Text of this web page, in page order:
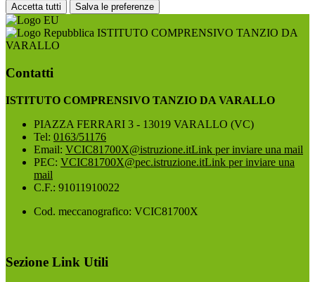
Accetta tutti Salva le preferenze
ISTITUTO COMPRENSIVO TANZIO DA
VARALLO
Contatti
ISTITUTO COMPRENSIVO TANZIO DA VARALLO
PIAZZA FERRARI 3 - 13019 VARALLO (VC)
Tel: 0163/51176
Email: VCIC81700X@istruzione.itLink per inviare una mail
PEC: VCIC81700X@pec.istruzione.itLink per inviare una
mail
C.F.: 91011910022
Cod. meccanografico: VCIC81700X
Sezione Link Utili